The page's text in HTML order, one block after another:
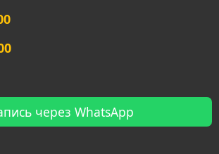
через WhatsApp